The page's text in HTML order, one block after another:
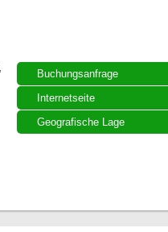
Buchungsanfrage
Internetseite
Geografische Lage